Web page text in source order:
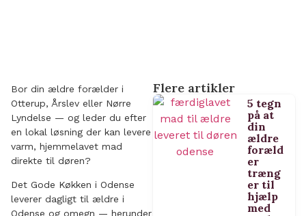
Bor din ældre forælder i
Otterup, Årslev eller Nørre
Lyndelse — og leder du efter
en lokal løsning der kan levere
varm, hjemmelavet mad
direkte til døren?
Det Gode Køkken i Odense
leverer dagligt til ældre i
Odense og omegn — herunder
Flere artikler
5 tegn
på at
din
ældre
foræld
er
træng
er til
hjælp
med